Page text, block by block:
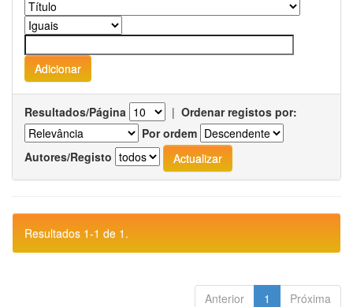
Resultados/Página | Ordenar registos por:
Por ordem
Autores/Registo
Resultados 1-1 de 1.
Anterior 1 Próxima